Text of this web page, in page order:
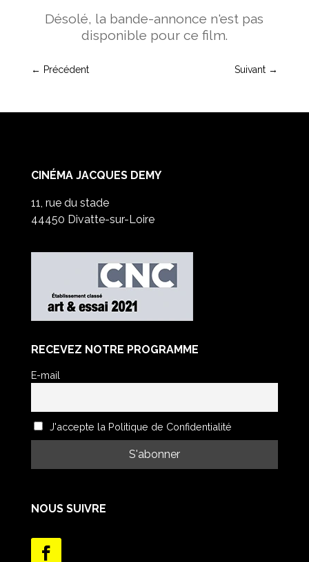
Désolé, la bande-annonce n'est pas
disponible pour ce film.
← Précédent Suivant →
CINÉMA JACQUES DEMY
11, rue du stade
44450 Divatte-sur-Loire
RECEVEZ NOTRE PROGRAMME
E-mail
J'accepte la Politique de Confidentialité
NOUS SUIVRE